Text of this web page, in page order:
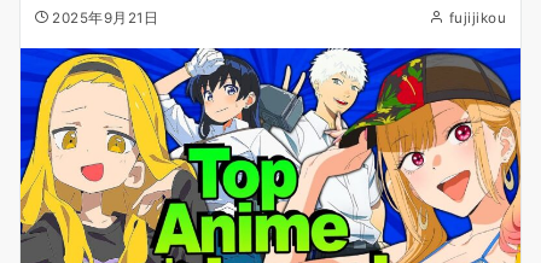
2025年9月21日 fujijikou